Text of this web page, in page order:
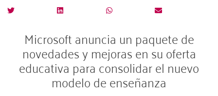
Microsoft anuncia un paquete de
novedades y mejoras en su oferta
educativa para consolidar el nuevo
modelo de enseñanza